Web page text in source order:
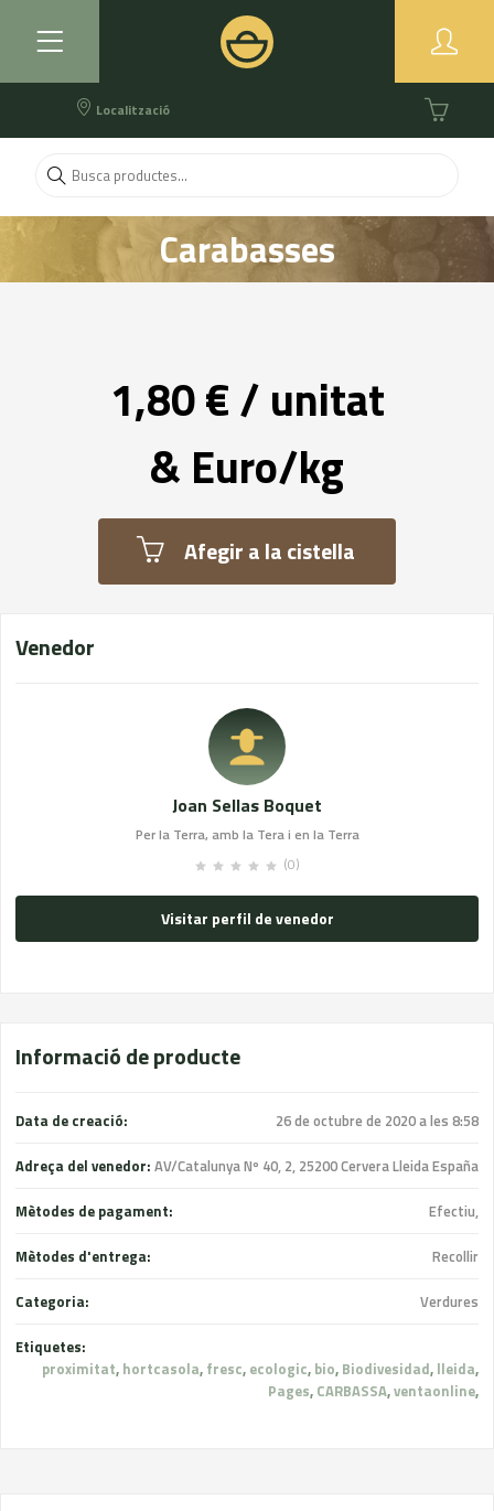
Localització
Carabasses
1,80 € / unitat
& Euro/kg
Afegir a la cistella
Venedor
Joan Sellas Boquet
Per la Terra, amb la Tera i en la Terra
(0)
Visitar perfil de venedor
Informació de producte
Data de creació: 26 de octubre de 2020 a les 8:58
Adreça del venedor: AV/Catalunya Nº 40, 2, 25200 Cervera Lleida España
Mètodes de pagament: Efectiu,
Mètodes d'entrega: Recollir
Categoria: Verdures
Etiquetes:
proximitat, hortcasola, fresc, ecologic, bio, Biodivesidad, lleida,
Pages, CARBASSA,ventaonline,